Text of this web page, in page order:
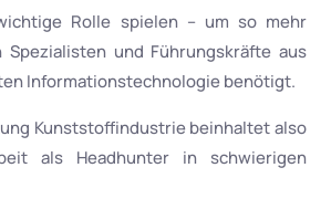
Rolle spielen – um so mehr
und Führungskräfte aus
Informationstechnologie benötigt.
Kunststoffindustrie beinhaltet also
als Headhunter in schwierigen